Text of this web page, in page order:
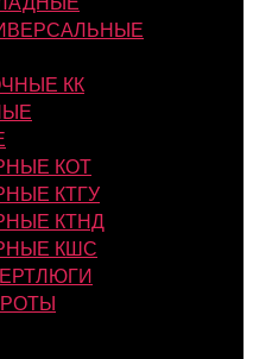
КК
КОТ
КТГУ
КТНД
КШС